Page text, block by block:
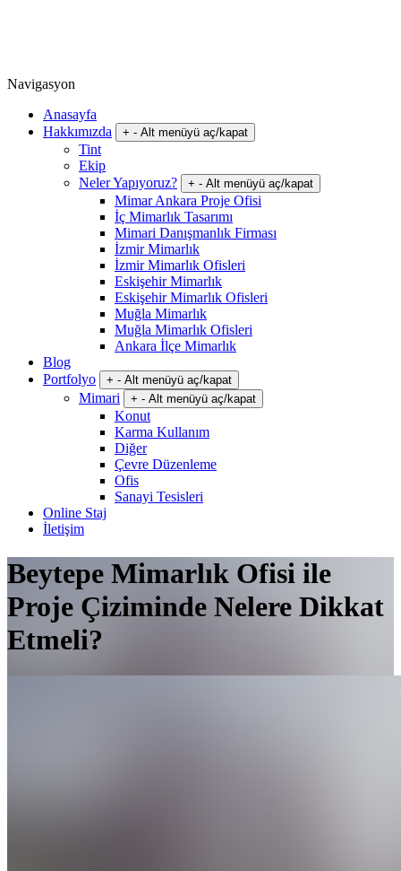
Navigasyon
Anasayfa
Hakkımızda
+ - Alt menüyü aç/kapat
Tint
Ekip
Neler Yapıyoruz?
+ - Alt menüyü aç/kapat
Mimar Ankara Proje Ofisi
İç Mimarlık Tasarımı
Mimari Danışmanlık Firması
İzmir Mimarlık
İzmir Mimarlık Ofisleri
Eskişehir Mimarlık
Eskişehir Mimarlık Ofisleri
Muğla Mimarlık
Muğla Mimarlık Ofisleri
Ankara İlçe Mimarlık
Blog
Portfolyo
+ - Alt menüyü aç/kapat
Mimari + - Alt menüyü aç/kapat
Konut
Karma Kullanım
Diğer
Çevre Düzenleme
Ofis
Sanayi Tesisleri
Online Staj
İletişim
Beytepe Mimarlık Ofisi ile
Proje Çiziminde Nelere Dikkat
Etmeli?